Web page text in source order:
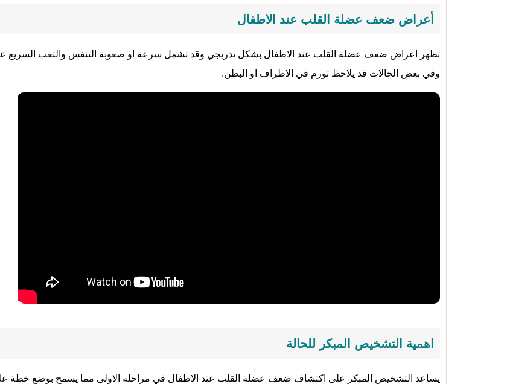
أعراض ضعف عضلة القلب عند الاطفال
تظهر اعراض ضعف عضلة القلب عند الاطفال بشكل تدريجي وقد تشمل سرعة او صعوبة التنفس والتعب السريع
وفي بعض الحالات قد يلاحظ تورم في الاطراف او البطن.
اهمية التشخيص المبكر للحالة
يساعد التشخيص المبكر على اكتشاف ضعف عضلة القلب عند الاطفال في مراحله الاولى مما يسمح بوضع خطة